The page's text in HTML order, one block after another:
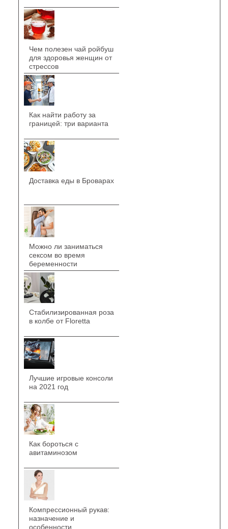
Чем полезен чай ройбуш
для здоровья женщин от
стрессов
Как найти работу за
границей: три варианта
Доставка еды в Броварах
Можно ли заниматься
сексом во время
беременности
Стабилизированная роза
в колбе от Floretta
Лучшие игровые консоли
на 2021 год
Как бороться с
авитаминозом
Компрессионный рукав:
назначение и
особенности